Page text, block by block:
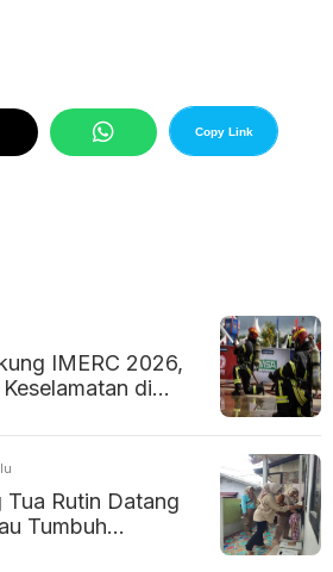
Copy Link
IMERC 2026,
di
Tua Rutin Datang
Tumbuh